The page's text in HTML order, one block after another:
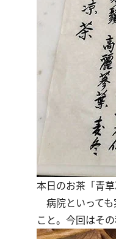
本日のお茶「青
病院といっても
こと。今回はそ